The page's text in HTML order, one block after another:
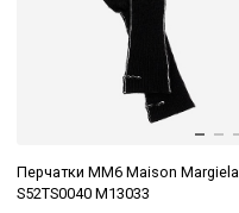
Перчатки MM6 Maison Margiela
S52TS0040 M13033